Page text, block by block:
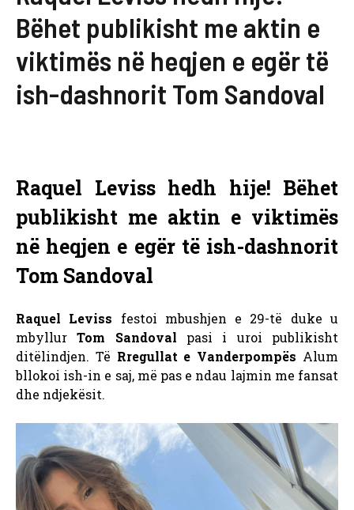
Bëhet publikisht me aktin e
viktimës në heqjen e egër të
ish-dashnorit Tom Sandoval
Raquel Leviss hedh hije! Bëhet
publikisht me aktin e viktimës
në heqjen e egër të ish-dashnorit
Tom Sandoval
Raquel Leviss festoi mbushjen e 29-të duke u
mbyllurTom Sandoval pasi i uroi publikisht
ditëlindjen. Të Rregullat e Vanderpompës Alum
bllokoi ish-in e saj, më pas e ndau lajmin me fansat
dhe ndjekësit.